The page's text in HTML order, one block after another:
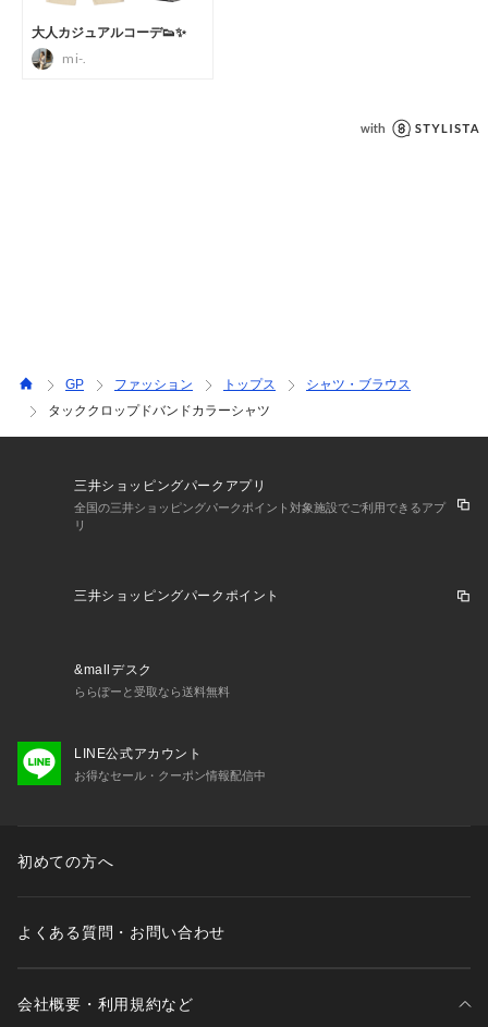
この商品はサンプルでの撮影を行っています。
実際の商品とイメージが異なる場合がございます。
撮影環境により、光の当たり具合で色味が違って見える場合が
GP ファッション トップス
シャツ・ブラウス
タッククロップドバンドカラーシャツ
三井ショッピングパークアプリ
全国の三井ショッピングパークポイント対象施設でご利用できるアプ
リ
三井ショッピングパークポイント
&mallデスク
ららぽーと受取なら送料無料
LINE公式アカウント
お得なセール・クーポン情報配信中
初めての方へ
よくある質問・お問い合わせ
会社概要・利用規約など